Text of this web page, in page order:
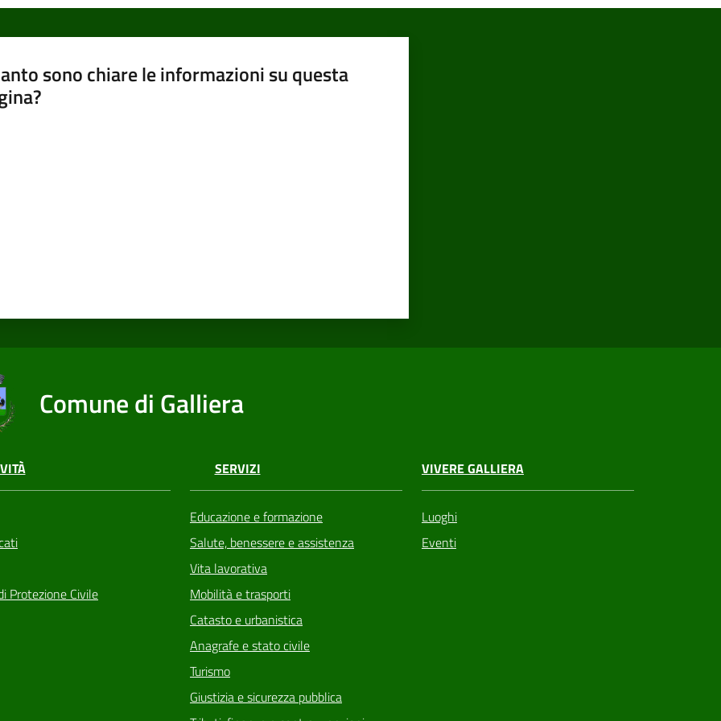
sono chiare le informazioni su questa
Comune di Galliera
Protezione Civile
SERVIZI
Educazione e formazione
Salute, benessere e assistenza
Vita lavorativa
Mobilità e trasporti
Catasto e urbanistica
Anagrafe e stato civile
Turismo
Giustizia e sicurezza pubblica
VIVERE GALLIERA
Luoghi
Eventi